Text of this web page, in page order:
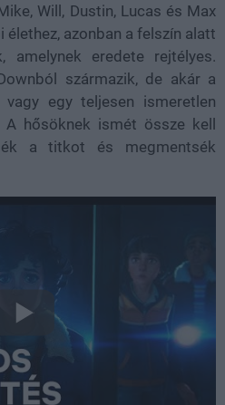
Will, Dustin, Lucas és Max
azonban a felszín alatt
amelynek eredete rejtélyes.
származik, de akár a
egy teljesen ismeretlen
hősöknek ismét össze kell
a titkot és megmentsék